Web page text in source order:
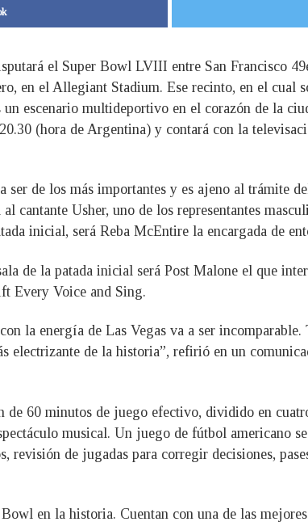
el Super Bowl LVIII entre San Francisco
en el Allegiant Stadium. Ese recinto, en el cual
un escenario multideportivo en el corazón de la
(hora de Argentina) y contará con la
ser de los más importantes y es ajeno al trámite
cantante Usher, uno de los representantes
inicial, será Reba McEntire la encargada de
de la patada inicial será Post Malone el que
Every Voice and Sing.
la energía de Las Vegas va a ser
electrizante de la historia”, refirió en un
de 60 minutos de juego efectivo, dividido en
musical. Un juego de fútbol americano
revisión de jugadas para corregir decisiones,
en la historia. Cuentan con una de las